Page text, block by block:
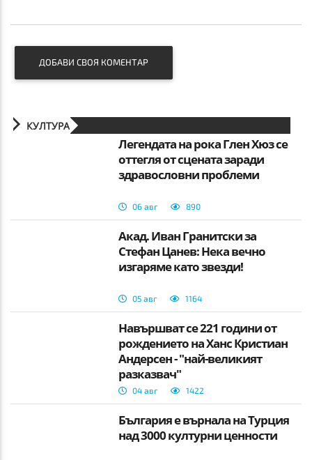
ДОБАВИ СВОЯ КОМЕНТАР
КУЛТУРА
Легендата на рока Глен Хюз се
оттегля от сцената заради
здравословни проблеми
06 авг 890
Акад. Иван Гранитски за
Стефан Цанев: Нека вечно
изгаряме като звезди!
05 авг 1164
Навършват се 221 години от
рождението на Ханс Кристиан
Андерсен - "най-великият
разказвач"
04 авг 1422
България е върнала на Турция
над 3000 културни ценности